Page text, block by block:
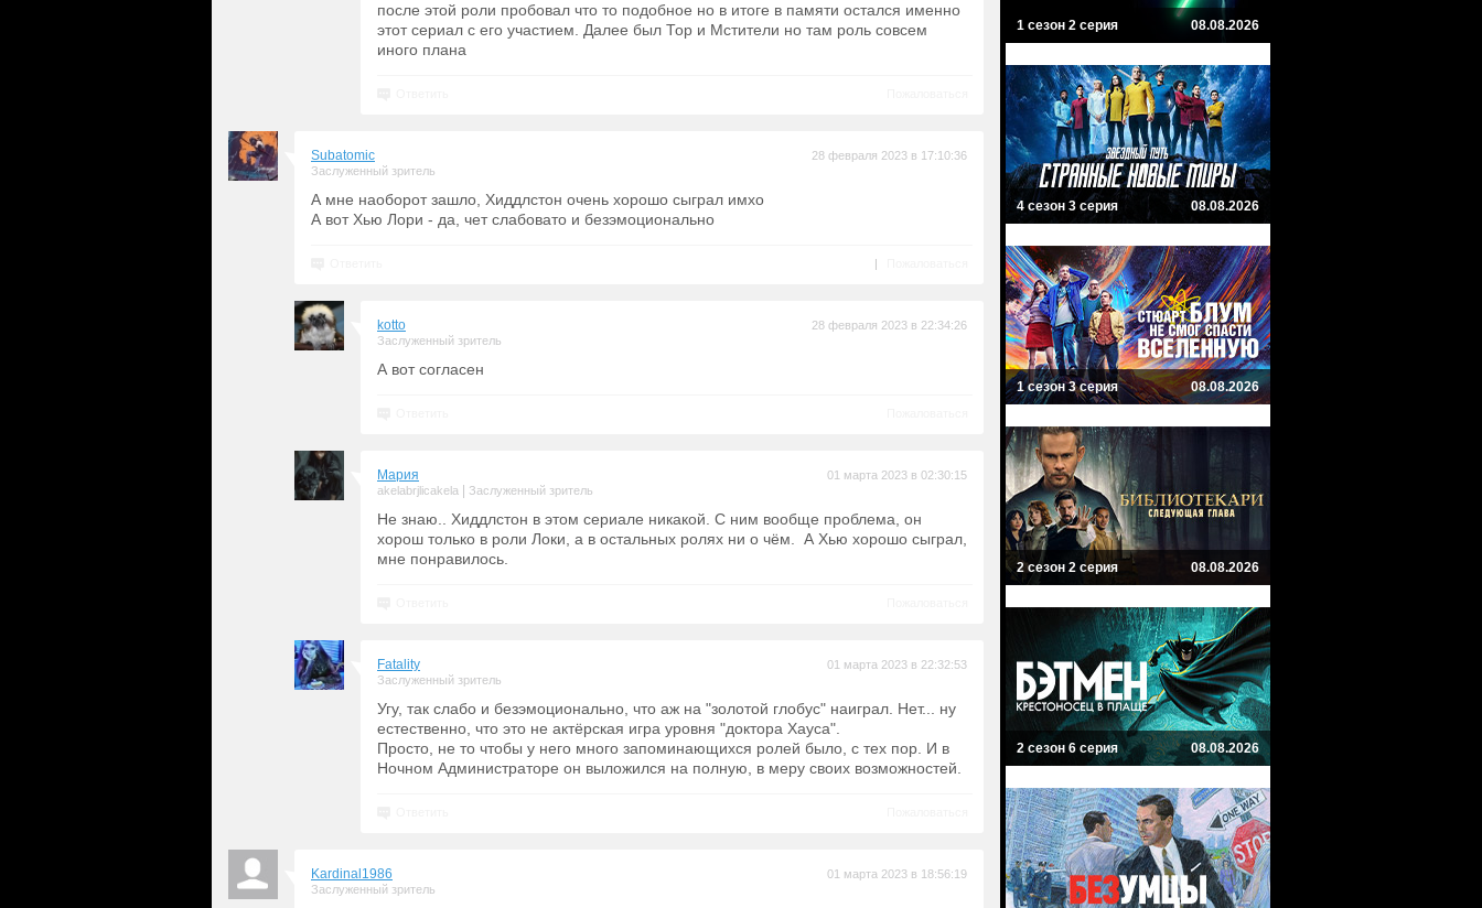
после этой роли пробовал что то подобное но в итоге в памяти остался именно
этот сериал с его участием. Далее был Тор и Мстители но там роль совсем
иного плана
Subatomic
Заслуженный зритель
28 февраля 2023 в 17:10:36
А мне наоборот зашло, Хиддлстон очень хорошо сыграл имхо
А вот Хью Лори - да, чет слабовато и безэмоционально
|
kotto
Заслуженный зритель
28 февраля 2023 в 22:34:26
А вот согласен
Мария
akelabrjlicakela Заслуженный зритель
01 марта 2023 в 02:30:15
Не знаю.. Хиддлстон в этом сериале никакой. С ним вообще проблема, он
хорош только в роли Локи, а в остальных ролях ни о чём. А Хью хорошо сыграл,
мне понравилось.
Fatality
Заслуженный зритель
01 марта 2023 в 22:32:53
Угу, так слабо и безэмоционально, что аж на "золотой глобус" наиграл. Нет... ну
естественно, что это не актёрская игра уровня "доктора Хауса".
Просто, не то чтобы у него много запоминающихся ролей было, с тех пор. И в
Ночном Администраторе он выложился на полную, в меру своих возможностей.
Kardinal1986
Заслуженный зритель
01 марта 2023 в 18:56:19
1 сезон 2 серия 08.08.2026
4 сезон 3 серия 08.08.2026
1 сезон 3 серия 08.08.2026
2 сезон 2 серия 08.08.2026
2 сезон 6 серия 08.08.2026